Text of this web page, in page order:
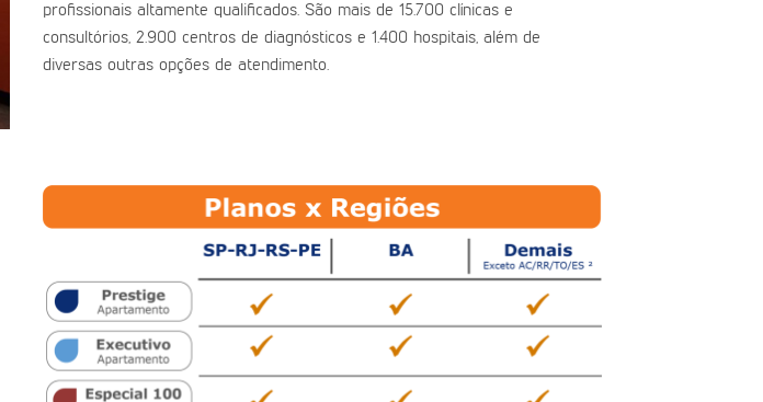
profissionais altamente qualificados. São mais de 15.700 clínicas e
consultórios, 2.900 centros de diagnósticos e 1.400 hospitais, além de
diversas outras opções de atendimento.